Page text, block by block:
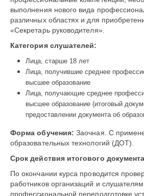
выполнения нового вида
различных областях и для
«Секретарь руководителя».
Категория слушателей:
Лица, старше 18 лет
Лица, получившие среднее
высшее образование
Лица, получающие среднее
высшее образование (итоговый
предоставлении документа об
Форма обучения: Заочная. С
образовательных технологий (ДОТ).
Срок действия итогового
По окончании курса проводится
работников организаций и
профессиональной переподготовке